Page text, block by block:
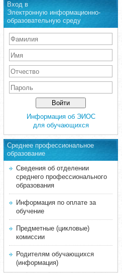
Вход в
Электронную информационно-
образовательную среду
Информация об ЭИОС
для обучающихся
Среднее професcиональное
образование
Сведения об отделении
среднего профессионального
образования
Информация по оплате за
обучение
Предметные (цикловые)
комиссии
Родителям обучающихся
(информация)